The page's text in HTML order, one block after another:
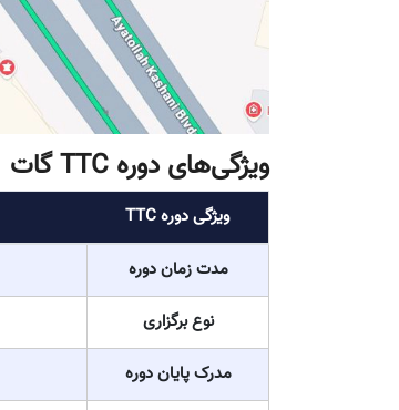
ویژگی‌های دوره TTC گات
ویژگی دوره TTC
مدت زمان دوره
نوع برگزاری
مدرک پایان دوره